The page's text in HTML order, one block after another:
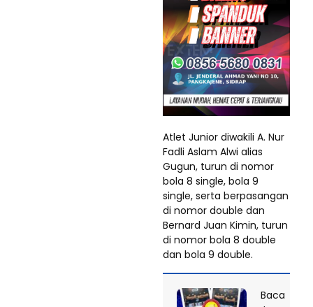
Atlet Junior diwakili A. Nur
Fadli Aslam Alwi alias
Gugun, turun di nomor
bola 8 single, bola 9
single, serta berpasangan
di nomor double dan
Bernard Juan Kimin, turun
di nomor bola 8 double
dan bola 9 double.
Baca